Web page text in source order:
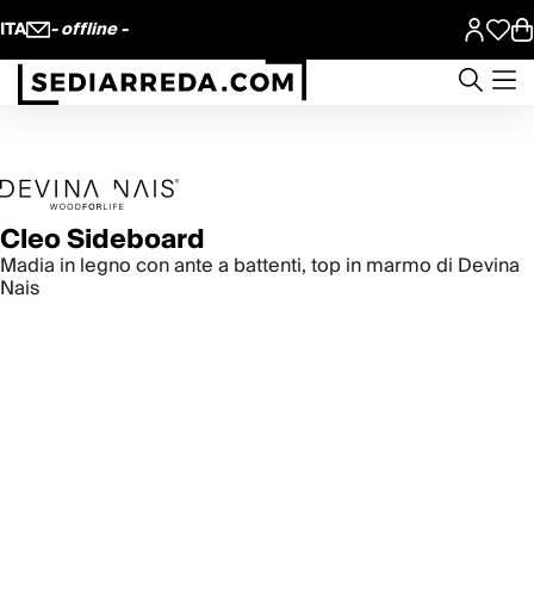
ITA - offline -
Cleo Sideboard
Madia in legno con ante a battenti, top in marmo di Devina
Nais